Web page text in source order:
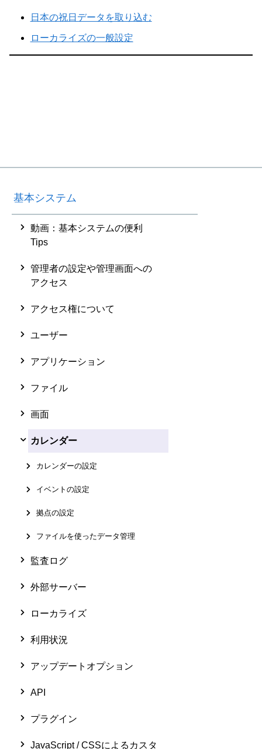
日本の祝日データを取り込む
ローカライズの一般設定
基本システム
動画：基本システムの便利
Tips
管理者の設定や管理画面への
アクセス
アクセス権について
ユーザー
アプリケーション
ファイル
画面
カレンダー
カレンダーの設定
イベントの設定
拠点の設定
ファイルを使ったデータ管理
監査ログ
外部サーバー
ローカライズ
利用状況
アップデートオプション
API
プラグイン
JavaScript / CSSによるカスタ